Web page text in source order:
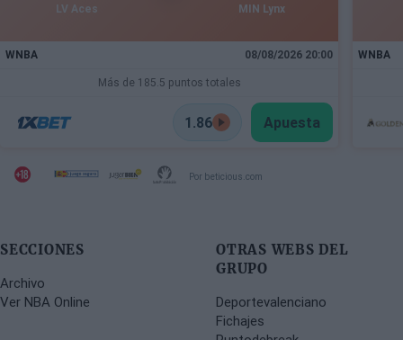
LV Aces MIN Lynx
WNBA 08/08/2026 20:00
Más de 185.5 puntos totales
1.86 Apuesta
WNBA
Por beticious.com
SECCIONES
Archivo
Ver NBA Online
OTRAS WEBS DEL
GRUPO
Deportevalenciano
Fichajes